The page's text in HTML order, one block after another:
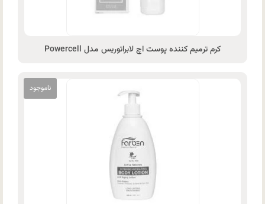
کرم ترمیم کننده پوست اچ لابراتوریس مدل Powercell